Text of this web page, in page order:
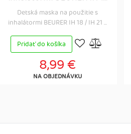
Detská maska na použitie s
inhalátormi BEURER IH 18 / IH 21 ...
Pridať do košíka
8,99 €
NA OBJEDNÁVKU